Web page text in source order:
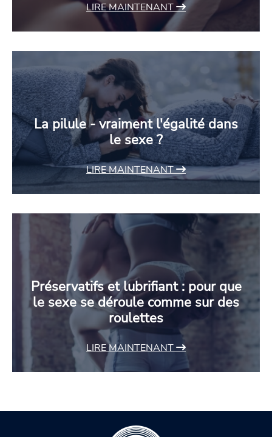
LIRE MAINTENANT
La pilule - vraiment l'égalité dans
le sexe ?
LIRE MAINTENANT
Préservatifs et lubrifiant : pour que
le sexe se déroule comme sur des
roulettes
LIRE MAINTENANT